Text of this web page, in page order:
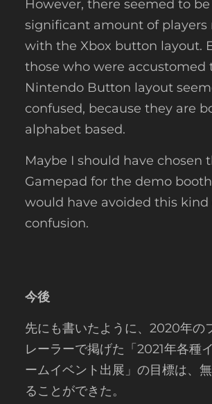
However, there seemed to be
significant amount of
with the Xbox button layout.
those who were accustomed
Nintendo Button layout
confused, because they are
alphabet based.
Maybe I should have chosen
Gamepad for the demo
would have avoided this kind
confusion.
今後
先にも書いたように、2020年の
レーラーで掲げた「2021年各種
ームイベント出展」の目標は、
ることができた。